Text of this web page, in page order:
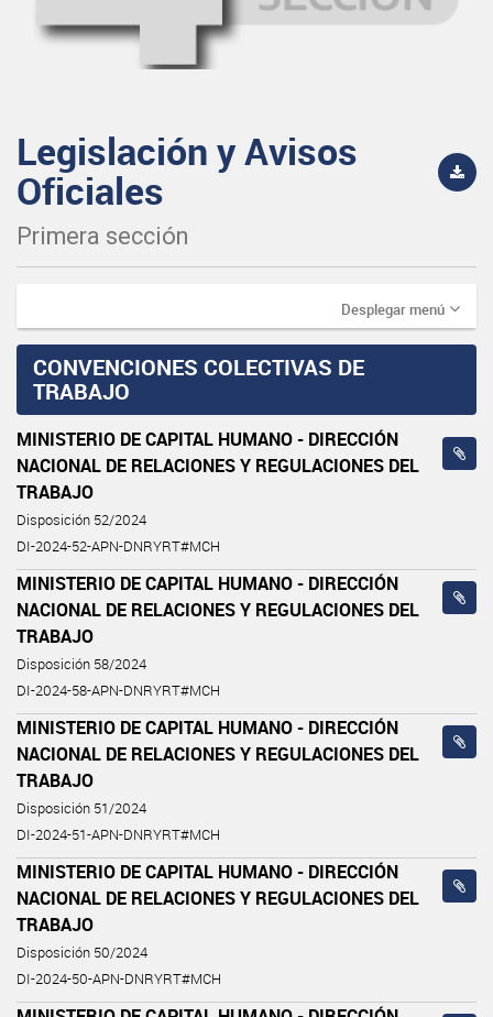
Legislación y Avisos
Oficiales
Primera sección
Desplegar menú
CONVENCIONES COLECTIVAS DE
TRABAJO
MINISTERIO DE CAPITAL HUMANO - DIRECCIÓN
NACIONAL DE RELACIONES Y REGULACIONES DEL
TRABAJO
Disposición 52/2024
DI-2024-52-APN-DNRYRT#MCH
MINISTERIO DE CAPITAL HUMANO - DIRECCIÓN
NACIONAL DE RELACIONES Y REGULACIONES DEL
TRABAJO
Disposición 58/2024
DI-2024-58-APN-DNRYRT#MCH
MINISTERIO DE CAPITAL HUMANO - DIRECCIÓN
NACIONAL DE RELACIONES Y REGULACIONES DEL
TRABAJO
Disposición 51/2024
DI-2024-51-APN-DNRYRT#MCH
MINISTERIO DE CAPITAL HUMANO - DIRECCIÓN
NACIONAL DE RELACIONES Y REGULACIONES DEL
TRABAJO
Disposición 50/2024
DI-2024-50-APN-DNRYRT#MCH